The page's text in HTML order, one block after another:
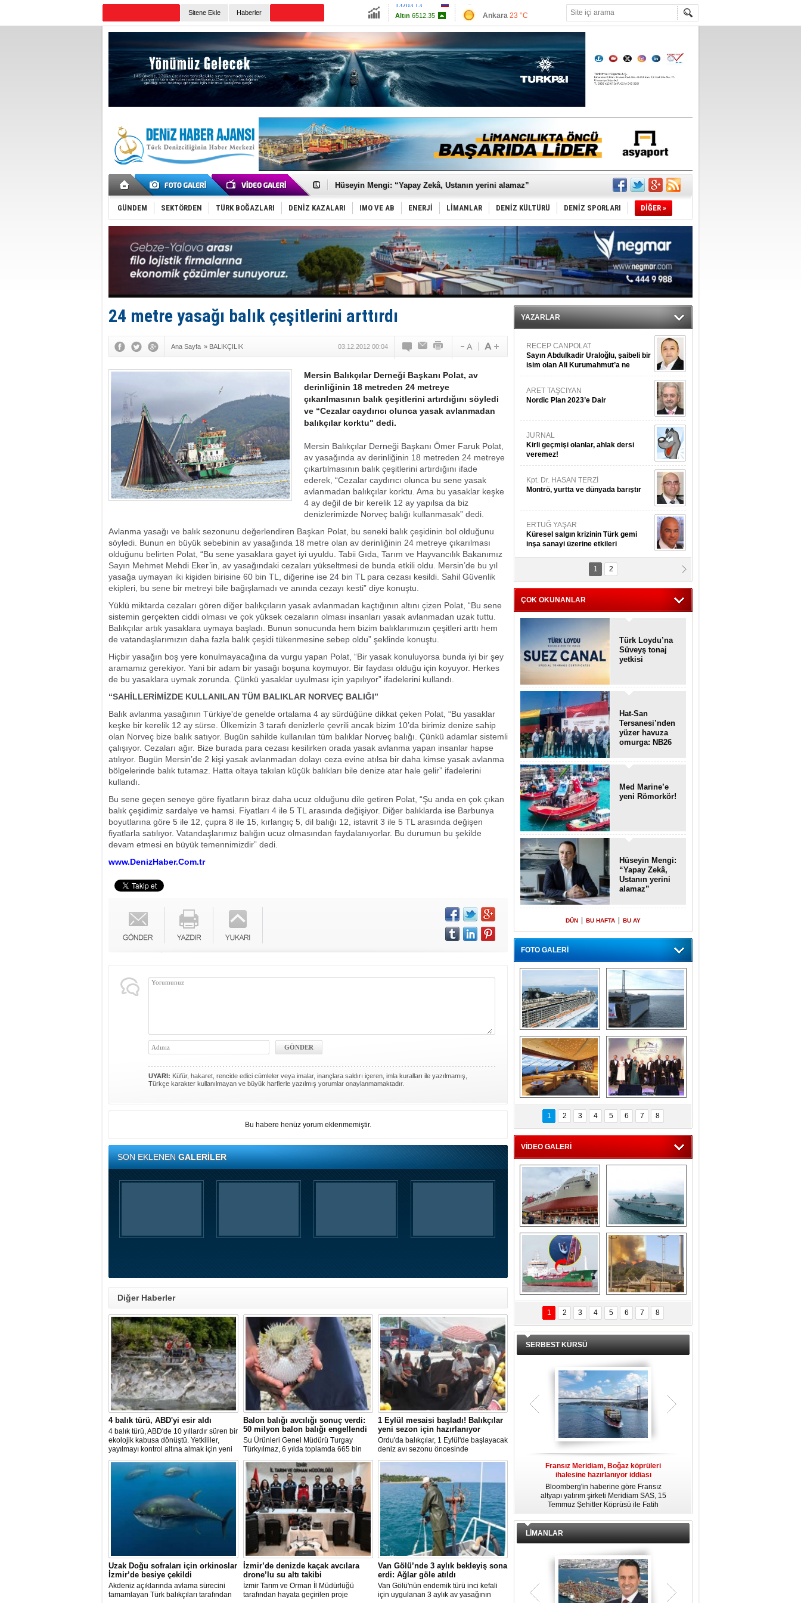
Sitene Ekle Haberler
Altın
6512.35
Euro55.0525
Ankara 23 °C
Antalya26 °C
Muğla 22 °C
Çanakkale 23 °C
Dünyanın en tehlikeli yosunu: Yüz binlerce canlıyı öldürmüş
Hüseyin Mengi: “Yapay Zekâ, Ustanın yerini alamaz”
Hat-San Tersanesi’nden yüzer havuza omurga: NB26
Med Marine’e yeni Römorkör!
KOSDER’den Karadeniz için ‘Çağrı’!
Kalyoncu’dan ‘Sefer’ kararı!
Tekne, su aldı: 100 yolcu, tahliye edildi
Bacasında yangın çıkan Tanker, demirletildi
Dışişleri Bakanlığı'ndan açıklama: "Takipteyiz"
Depo ve tekneler, alevlere teslim oldu
Kruvaziyer Şirketleri işte buralara ‘Yatırım’ yapıyor
SES Yachts’tan EPOQ 36!
Denizlerin dibinde 8 bin 500 gemi petrol sızıntısı riskiyle çürüyor
GÜNDEM SEKTÖRDEN TÜRK BOĞAZLARI DENİZ KAZALARI IMO VE AB ENERJİ LİMANLAR DENİZ KÜLTÜRÜ DENİZ SPORLARI DİĞER »
24 metre yasağı balık çeşitlerini arttırdı
Ana Sayfa » BALIKÇILIK 03.12.2012 00:04
Mersin Balıkçılar Derneği Başkanı Polat, av
derinliğinin 18 metreden 24 metreye
çıkarılmasının balık çeşitlerini artırdığını söyledi
ve “Cezalar caydırıcı olunca yasak avlanmadan
balıkçılar korktu" dedi.
Mersin Balıkçılar Derneği Başkanı Ömer Faruk Polat,
av yasağında av derinliğinin 18 metreden 24 metreye
çıkartılmasının balık çeşitlerini artırdığını ifade
ederek, “Cezalar caydırıcı olunca bu sene yasak
avlanmadan balıkçılar korktu. Ama bu yasaklar keşke
4 ay değil de bir kerelik 12 ay yapılsa da biz
denizlerimizde Norveç balığı kullanmasak” dedi.
Avlanma yasağı ve balık sezonunu değerlendiren Başkan Polat, bu seneki balık çeşidinin bol olduğunu
söyledi. Bunun en büyük sebebinin av yasağında 18 metre olan av derinliğinin 24 metreye çıkarılması
olduğunu belirten Polat, “Bu sene yasaklara gayet iyi uyuldu. Tabii Gıda, Tarım ve Hayvancılık Bakanımız
Sayın Mehmet Mehdi Eker’in, av yasağındaki cezaları yükseltmesi de bunda etkili oldu. Mersin’de bu yıl
yasağa uymayan iki kişiden birisine 60 bin TL, diğerine ise 24 bin TL para cezası kesildi. Sahil Güvenlik
ekipleri, bu sene bir metreyi bile bağışlamadı ve anında cezayı kesti” diye konuştu.
Yüklü miktarda cezaları gören diğer balıkçıların yasak avlanmadan kaçtığının altını çizen Polat, “Bu sene
sistemin gerçekten ciddi olması ve çok yüksek cezaların olması insanları yasak avlanmadan uzak tuttu.
Balıkçılar artık yasaklara uymaya başladı. Bunun sonucunda hem bizim balıklarımızın çeşitleri arttı hem
de vatandaşlarımızın daha fazla balık çeşidi tükenmesine sebep oldu” şeklinde konuştu.
Hiçbir yasağın boş yere konulmayacağına da vurgu yapan Polat, “Bir yasak konuluyorsa bunda iyi bir şey
aramamız gerekiyor. Yani bir adam bir yasağı boşuna koymuyor. Bir faydası olduğu için koyuyor. Herkes
de bu yasaklara uymak zorunda. Çünkü yasaklar uyulması için yapılıyor” ifadelerini kullandı.
“SAHİLLERİMİZDE KULLANILAN TÜM BALIKLAR NORVEÇ BALIĞI”
Balık avlanma yasağının Türkiye'de genelde ortalama 4 ay sürdüğüne dikkat çeken Polat, “Bu yasaklar
keşke bir kerelik 12 ay sürse. Ülkemizin 3 tarafı denizlerle çevrili ancak bizim 10’da birimiz denize sahip
olan Norveç bize balık satıyor. Bugün sahilde kullanılan tüm balıklar Norveç balığı. Çünkü adamlar sistemli
çalışıyor. Cezaları ağır. Bize burada para cezası kesilirken orada yasak avlanma yapan insanlar hapse
atılıyor. Bugün Mersin’de 2 kişi yasak avlanmadan dolayı ceza evine atılsa bir daha kimse yasak avlanma
bölgelerinde balık tutamaz. Hatta oltaya takılan küçük balıkları bile denize atar hale gelir” ifadelerini
kullandı.
Bu sene geçen seneye göre fiyatların biraz daha ucuz olduğunu dile getiren Polat, “Şu anda en çok çıkan
balık çeşidimiz sardalye ve hamsi. Fiyatları 4 ile 5 TL arasında değişiyor. Diğer balıklarda ise Barbunya
boyutlarına göre 5 ile 12, çupra 8 ile 15, kırlangıç 5, dil balığı 12, istavrit 3 ile 5 TL arasında değişen
fiyatlarla satılıyor. Vatandaşlarımız balığın ucuz olmasından faydalanıyorlar. Bu durumun bu şekilde
devam etmesi en büyük temennimizdir” dedi.
www.DenizHaber.Com.tr
UYARI: Küfür, hakaret, rencide edici cümleler veya imalar, inançlara saldırı içeren, imla kuralları ile yazılmamış,
Türkçe karakter kullanılmayan ve büyük harflerle yazılmış yorumlar onaylanmamaktadır.
Bu habere henüz yorum eklenmemiştir.
SON EKLENENGALERİLER
Diğer Haberler
4 balık türü, ABD'yi esir aldı
4 balık türü, ABD'de 10 yıllardır süren bir
ekolojik kabusa dönüştü. Yetkililer,
yayılmayı kontrol altına almak için yeni
projeler geliştirirken, uzmanlar
tamamen yok edilmenin imkansız
olduğunu belirtiyor.
Balon balığı avcılığı sonuç verdi:
50 milyon balon balığı engellendi
Su Ürünleri Genel Müdürü Turgay
Türkyılmaz, 6 yılda toplamda 665 bin
balon balığının ekosistemden
uzaklaştırıldığını belirterek, "Balon balığı
avcılığı sayesinde, yaklaşık 50 milyon
yeni balon balığının ekosisteme
katılması önlendi." dedi.
1 Eylül mesaisi başladı! Balıkçılar
yeni sezon için hazırlanıyor
Ordu'da balıkçılar, 1 Eylül'de başlayacak
deniz avı sezonu öncesinde
hazırlıklarını hızlandırdı. Av yasağı
ağlardan teknelere kadar tüm
ekipmanlarını elden geçirerek yeni
sezona hazırlanıyor.
Uzak Doğu sofraları için orkinoslar
İzmir’de besiye çekildi
Akdeniz açıklarında avlama sürecini
tamamlayan Türk balıkçıları tarafından
İzmir’de denizde kaçak avcılara
drone’lu su altı takibi
İzmir Tarım ve Orman İl Müdürlüğü
tarafından hayata geçirilen proje
Van Gölü’nde 3 aylık bekleyiş sona
erdi: Ağlar göle atıldı
Van Gölü'nün endemik türü inci kefali
için uygulanan 3 aylık av yasağının
YAZARLAR
RECEP CANPOLAT
Sayın Abdulkadir Uraloğlu, şaibeli bir
isim olan Ali Kurumahmut’a ne
danışıyorsunuz?
ARET TAŞCIYAN
Nordic Plan 2023’e Dair
JURNAL
Kirli geçmişi olanlar, ahlak dersi
veremez!
Kpt. Dr. HASAN TERZİ
Montrö, yurtta ve dünyada barıştır
ERTUĞ YAŞAR
Küresel salgın krizinin Türk gemi
inşa sanayi üzerine etkileri
Kpt. MESUT AZMİ GÖKSOY
ithafen...
1 2
ÇOK OKUNANLAR
Türk Loydu’na
Süveyş tonaj
yetkisi
Hat-San
Tersanesi’nden
yüzer havuza
omurga: NB26
Med Marine’e
yeni Römorkör!
Hüseyin Mengi:
“Yapay Zekâ,
Ustanın yerini
alamaz”
DÜN BU HAFTA BU AY
FOTO GALERİ
“Gemi içinde gemi”
konsepti ile MSC
Splendida
Dünyada tek!
Denizaltı yüzer
havuzu intikal
seyrine başladı
MSC'den 55 milyon
euroluk turizm geliri
müjdesi
5. Bosphorus Ship
Brokers Dinner,
İstanbul’da yapıldı
1 2 3 4 5 6 7 8
VİDEO GALERİ
Çeksan Tersanesi,
Başaran Bayrak
tankerini suya
indirdi
TCG Anadolu,
tersane teknik
seyrini tamamladı
Göçmenlerin
imdadına Türk
sahipli MINA DENIZ
yetişti
Milas’taki yangın
yeniden termik
santrallere doğru
ilerliyor
1 2 3 4 5 6 7 8
SERBEST KÜRSÜ
Fransız Meridiam, Boğaz köprüleri
ihalesine hazırlanıyor iddiası
Bloomberg'in haberine göre Fransız
altyapı yatırım şirketi Meridiam SAS, 15
Temmuz Şehitler Köprüsü ile Fatih
Sultan Mehmet Köprüsü'nün
özelleştirilmesine yönelik ihaleyle
zamanda kendi yat limanı, helikopter
pisti ve seçkin villaları da içeren koca
LİMANLAR